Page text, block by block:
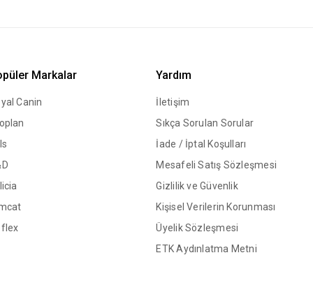
Markalar
Canin
Yardım
İletişim
Sıkça Sorulan Sorular
İade / İptal Koşulları
Mesafeli Satış Sözleşmesi
Gizlilik ve Güvenlik
Kişisel Verilerin Korunması
Üyelik Sözleşmesi
ETK Aydınlatma Metni